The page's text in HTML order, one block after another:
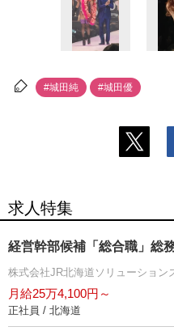
#城田純 #城田優
求人特集
経営幹部候補「総合職」総
株式会社JR北海道ソリューション
月給25万4,100円～
正社員 / 北海道